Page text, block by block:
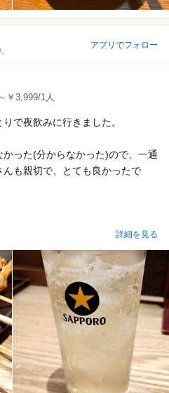
アプリでフォロー
￥3,999/1人
で夜飲みに行きました。
った(分からなかった)ので、一通
も親切で、とても良かったで
詳細を見る